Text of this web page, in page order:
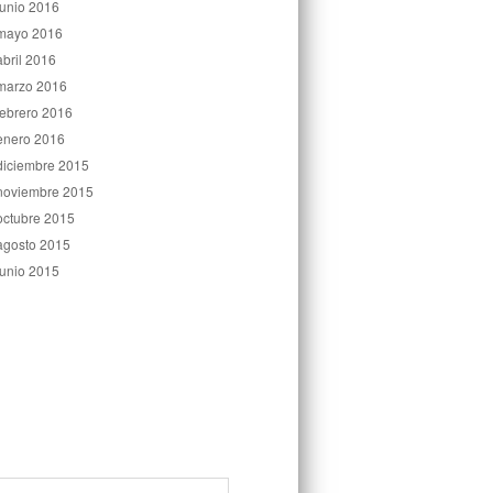
2016
2016
2016
2016
2016
2016
2015
2015
2015
2015
2015